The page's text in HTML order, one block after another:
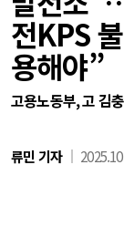
전KPS
용해야”
고용노동부, 고 김
류민 기자